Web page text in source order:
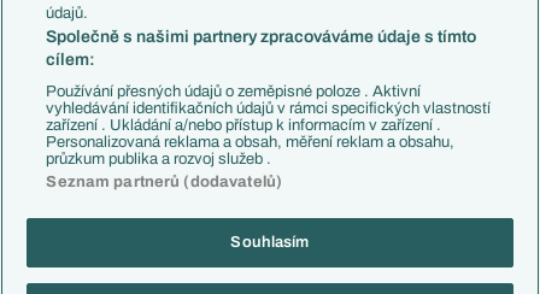
Chelsea FC
Manchester United
AC Milán
Juventus FC
Bayern Mnichov
FC Barcelona
Real Madrid
Copyright © 2001-2026 EuroFotbal.cz. Využíváme zpravodajství ČTK.
údajů.
Společně s našimi partnery zpracováváme údaje s tímto
cílem:
Používání přesných údajů o zeměpisné poloze . Aktivní
vyhledávání identifikačních údajů v rámci specifických vlastností
zařízení . Ukládání a/nebo přístup k informacím v zařízení .
Personalizovaná reklama a obsah, měření reklam a obsahu,
průzkum publika a rozvoj služeb .
Seznam partnerů (dodavatelů)
Souhlasím